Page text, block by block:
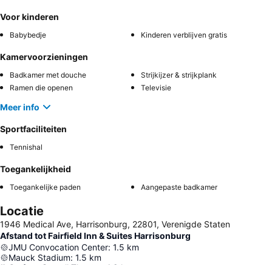
Voor kinderen
Babybedje Kinderen verblijven gratis
Kamervoorzieningen
Badkamer met douche
Strijkijzer & strijkplank
Ramen die openen
Televisie
Meer info
Sportfaciliteiten
Tennishal
Toegankelijkheid
Toegankelijke paden Aangepaste badkamer
Locatie
1946 Medical Ave, Harrisonburg, 22801, Verenigde Staten
Afstand tot Fairfield Inn & Suites Harrisonburg
JMU Convocation Center: 1.5 km
Mauck Stadium: 1.5 km